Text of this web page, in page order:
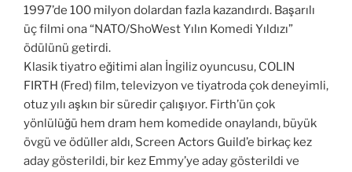
1997’de 100 milyon dolardan fazla kazandırdı. Başarılı
üç filmi ona “NATO/ShoWest Yılın Komedi Yıldızı”
ödülünü getirdi.
Klasik tiyatro eğitimi alan İngiliz oyuncusu, COLIN
FIRTH (Fred) film, televizyon ve tiyatroda çok deneyimli,
otuz yılı aşkın bir süredir çalışıyor. Firth’ün çok
yönlülüğü hem dram hem komedide onaylandı, büyük
övgü ve ödüller aldı, Screen Actors Guild’e birkaç kez
aday gösterildi, bir kez Emmy’ye aday gösterildi ve